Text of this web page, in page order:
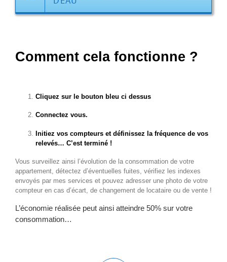
Comment cela fonctionne ?
Cliquez sur le bouton bleu ci dessus
Connectez vous.
Initiez vos compteurs et définissez la fréquence de vos
relevés… C’est terminé !
Vous surveillez ainsi l’évolution de la consommation de votre
appartement, détectez d’éventuelles fuites, vérifiez les indexes
envoyés par mes services et pouvez adresser une photo de votre
compteur en cas d’écart, de changement de locataire ou de vente !
L’économie réalisée peut ainsi atteindre 50% sur votre
consommation…